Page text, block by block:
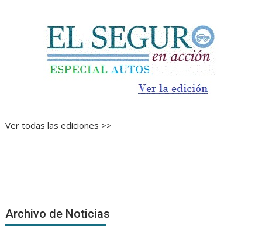
Ver todas las ediciones >>
Archivo de Noticias